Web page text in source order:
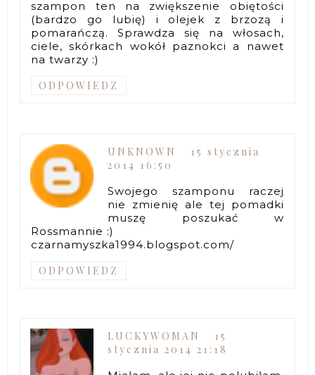
szampon ten na zwiększenie obiętości
(bardzo go lubię) i olejek z brzozą i
pomarańczą. Sprawdza się na włosach,
ciele, skórkach wokół paznokci a nawet
na twarzy :)
ODPOWIEDZ
UNKNOWN
15 stycznia
2014 16:50
Swojego szamponu raczej
nie zmienię ale tej pomadki
muszę poszukać w
Rossmannie :)
czarnamyszka1994.blogspot.com/
ODPOWIEDZ
LUCKYWOMAN
15
stycznia 2014 21:18